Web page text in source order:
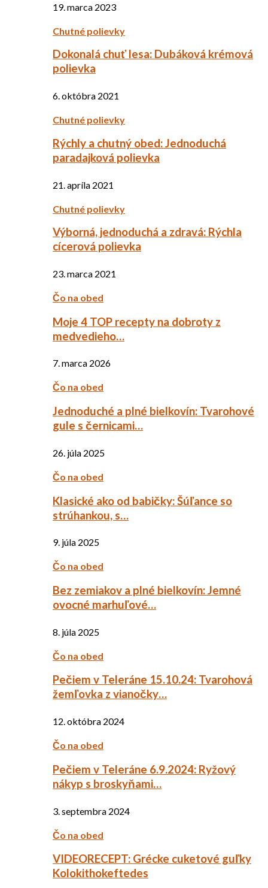
19. marca 2023
Chutné polievky
Dokonalá chuť lesa: Dubáková krémová
polievka
6. októbra 2021
Chutné polievky
Rýchly a chutný obed: Jednoduchá
paradajková polievka
21. apríla 2021
Chutné polievky
Výborná, jednoduchá a zdravá: Rýchla
cícerová polievka
23. marca 2021
Čo na obed
Moje 4 TOP recepty na dobroty z
medvedieho…
7. marca 2026
Čo na obed
Jednoduché a plné bielkovín: Tvarohové
gule s černicami…
26. júla 2025
Čo na obed
Klasické ako od babičky: Šúľance so
strúhankou, s…
9. júla 2025
Čo na obed
Bez zemiakov a plné bielkovín: Jemné
ovocné marhuľové…
8. júla 2025
Čo na obed
Pečiem v Teleráne 15.10.24: Tvarohová
žemľovka z vianočky…
12. októbra 2024
Čo na obed
Pečiem v Teleráne 6.9.2024: Ryžový
nákyp s broskyňami…
3. septembra 2024
Čo na obed
VIDEORECEPT: Grécke cuketové guľky
Kolokithokeftedes